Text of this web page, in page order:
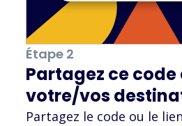
Étape 2
Partagez ce code
votre/vos
Partagez le code ou le